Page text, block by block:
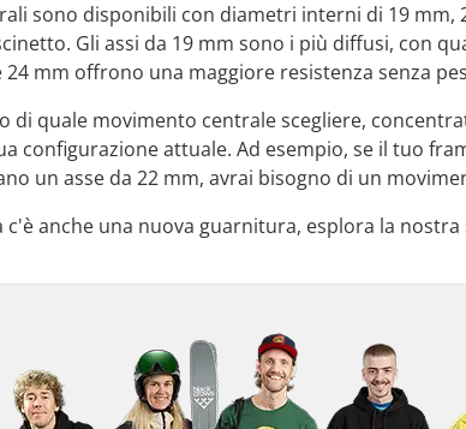
sono disponibili con diametri interni di 19 mm,
Gli assi da 19 mm sono i più diffusi, con
24 mm offrono una maggiore resistenza senza
di quale movimento centrale scegliere,
configurazione attuale. Ad esempio, se il tuo
un asse da 22 mm, avrai bisogno di un
c'è anche una nuova guarnitura, esplora la nostra